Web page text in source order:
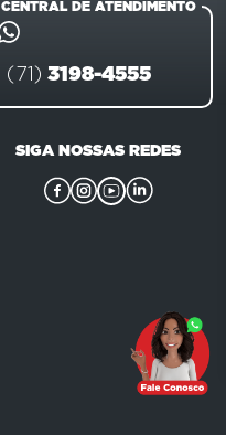
CENTRAL DE ATENDIMENTO
(71) 3198-4555
SIGA NOSSAS REDES